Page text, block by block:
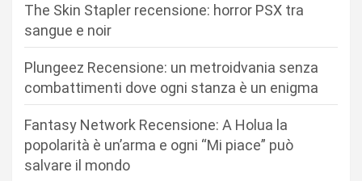
The Skin Stapler recensione: horror PSX tra
sangue e noir
Plungeez Recensione: un metroidvania senza
combattimenti dove ogni stanza è un enigma
Fantasy Network Recensione: A Holua la
popolarità è un’arma e ogni “Mi piace” può
salvare il mondo